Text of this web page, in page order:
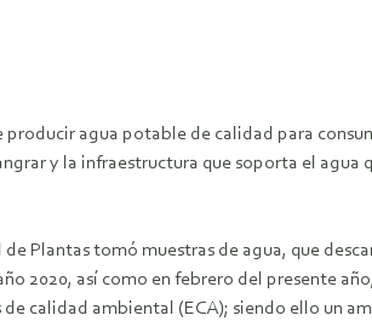
agua potable de calidad para
y la infraestructura que soporta el agua
Plantas tomó muestras de agua, que
2020, así como en febrero del presente
calidad ambiental (ECA); siendo ello un